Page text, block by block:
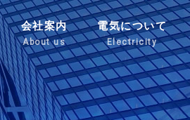
会社案内
About us
電気について
Electricity